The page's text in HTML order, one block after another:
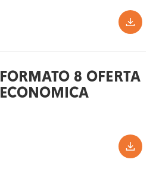
FORMATO 8 OFERTA
ECONOMICA